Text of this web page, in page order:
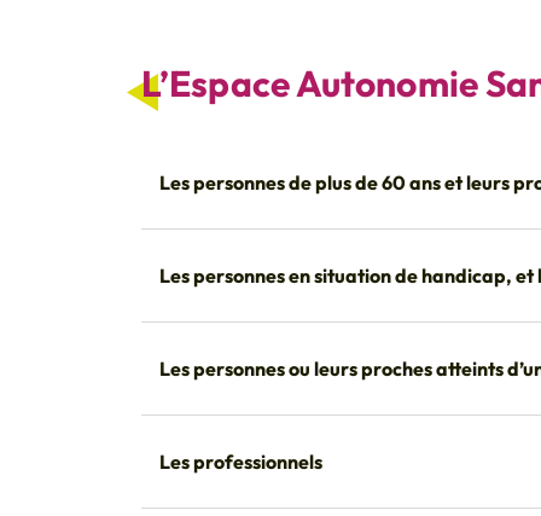
L’Espace Autonomie
Les personnes de plus de 60 ans et leurs
Les personnes en situation de handicap,
Les personnes ou leurs proches atteints
Les professionnels